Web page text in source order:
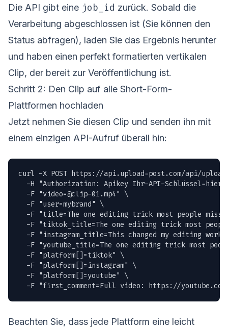
Die API gibt eine job_id zurück. Sobald die
Verarbeitung abgeschlossen ist (Sie können den
Status abfragen), laden Sie das Ergebnis herunter
und haben einen perfekt formatierten vertikalen
Clip, der bereit zur Veröffentlichung ist.
Schritt 2: Den Clip auf alle Short-Form-
Plattformen hochladen
Jetzt nehmen Sie diesen Clip und senden ihn mit
einem einzigen API-Aufruf überall hin:
curl -X POST https://api.upload-post.com/api/
-H "Authorization: Apikey Ihr-API-Schlüssel-hier"
  -F "
video=@clip-01.mp4" \
  -F "user=mybrand" \
-F "title=The one editing trick most people miss"
-F "tiktok_title=The one editing trick most
-F "instagram_title=This changed my editing
-F "youtube_title=The one editing trick most
  -F "platform[]=tiktok" \
  -F "platform[]=instagram" \
  -F "platform[]=youtube" \
-F "first_comment=Full video: https://
Beachten Sie, dass jede Plattform eine leicht